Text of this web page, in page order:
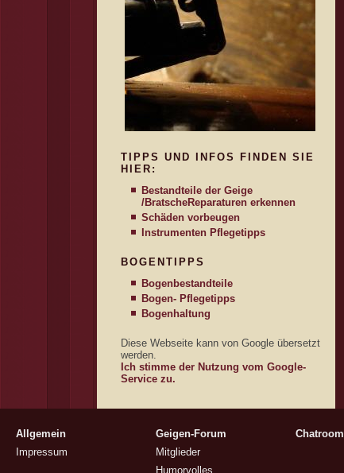
TIPPS UND INFOS FINDEN SIE
HIER:
Bestandteile der Geige
/BratscheReparaturen erkennen
Schäden vorbeugen
Instrumenten Pflegetipps
BOGENTIPPS
Bogenbestandteile
Bogen- Pflegetipps
Bogenhaltung
Diese Webseite kann von Google übersetzt
werden.
Ich stimme der Nutzung vom Google-
Service zu.
Allgemein
Impressum
Geigen-Forum
Mitglieder
Humorvolles
Chatroom